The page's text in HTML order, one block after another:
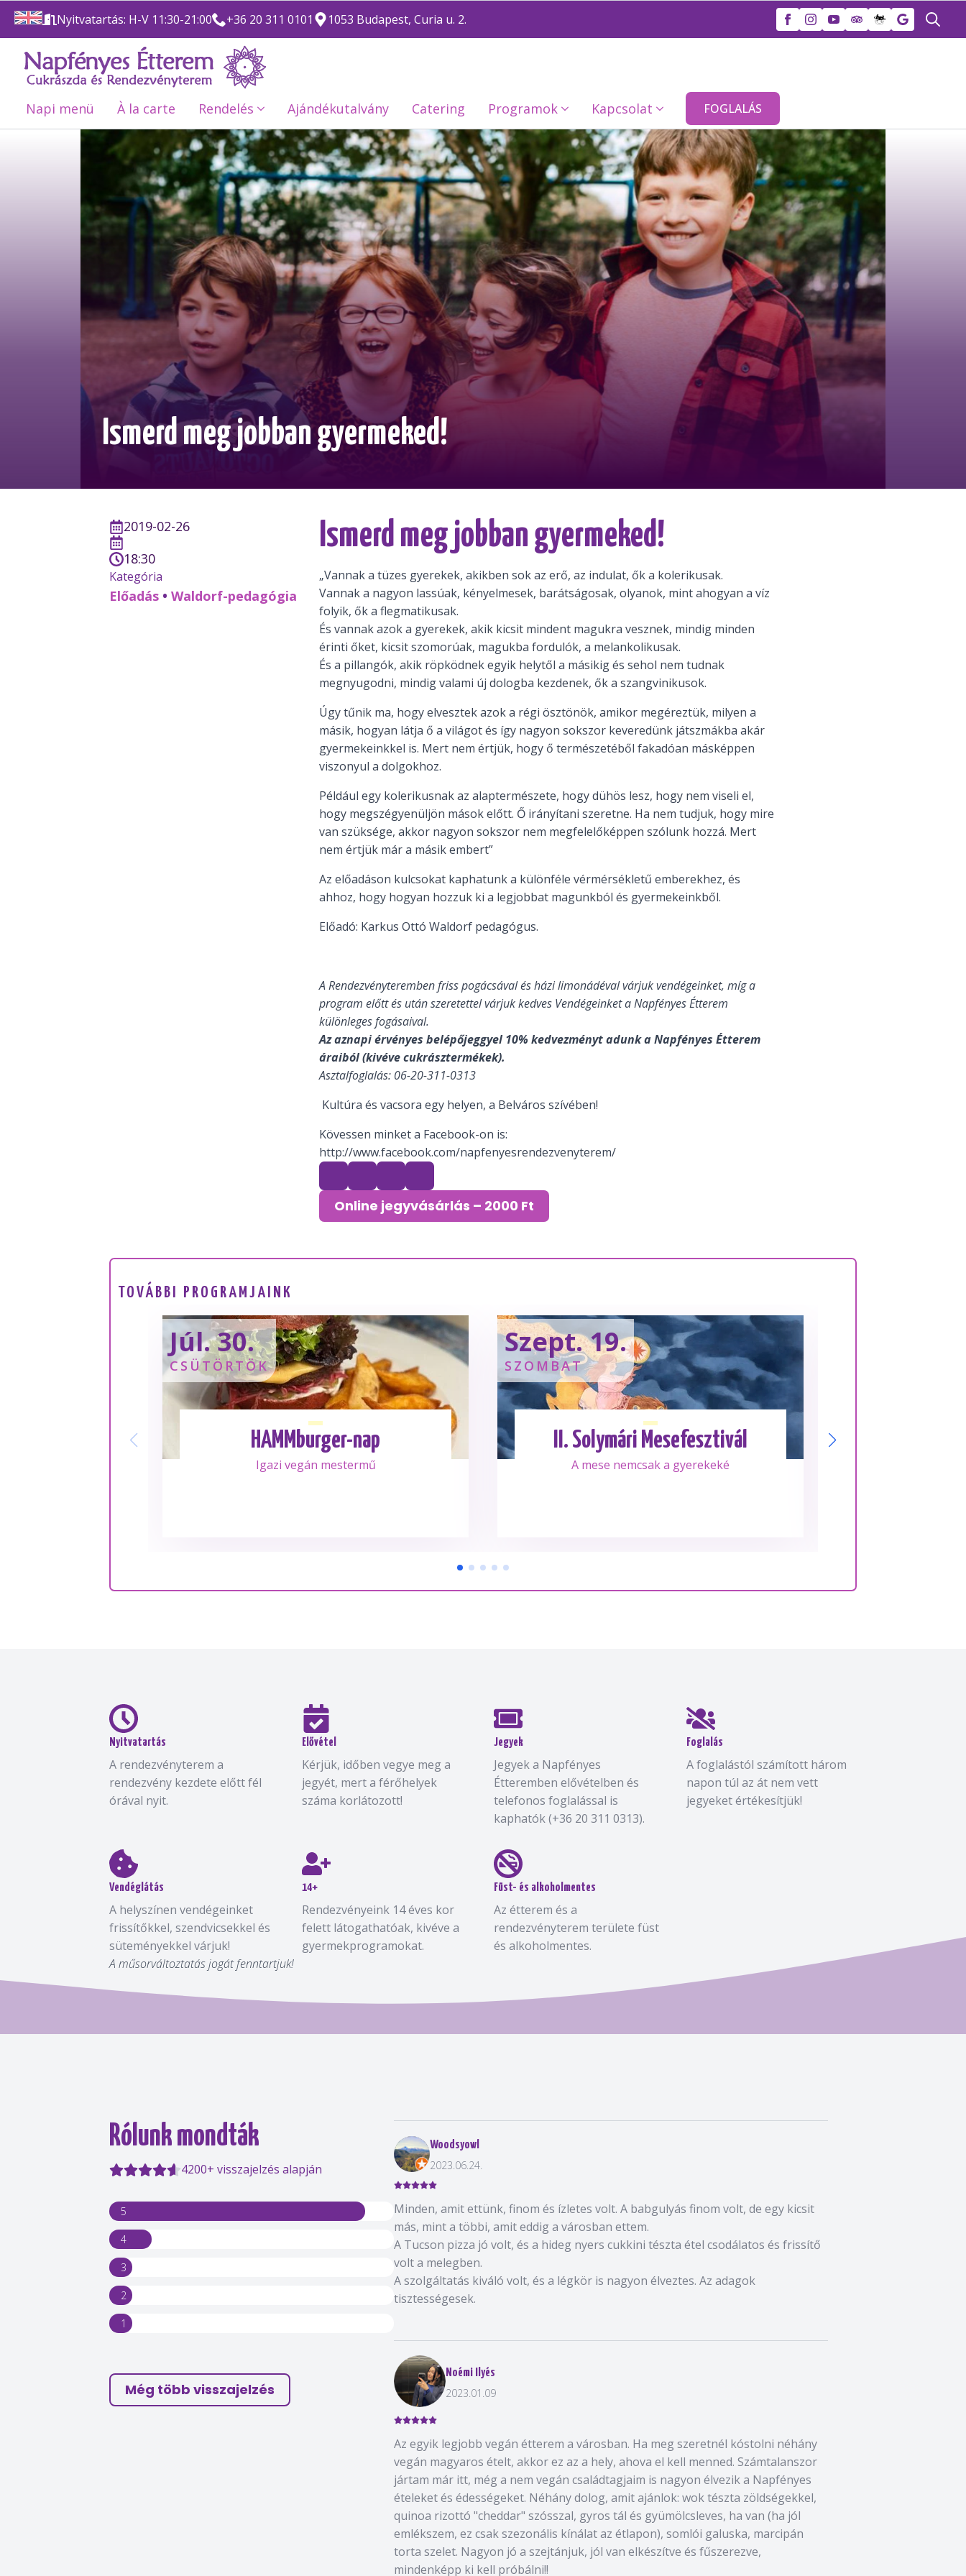
Nyitvatartás: H-V 11:30-21:00 +36 20 311 0101
1053 Budapest, Curia u. 2.
Napi menü À la carte Rendelés Ajándékutalvány Catering Programok Kapcsolat FOGLALÁS
Ismerd meg jobban gyermeked!
2019-02-26
18:30
Kategória
Előadás • Waldorf-pedagógia
Ismerd meg jobban gyermeked!
„Vannak a tüzes gyerekek, akikben sok az erő, az indulat, ők a kolerikusak.
Vannak a nagyon lassúak, kényelmesek, barátságosak, olyanok, mint ahogyan a víz
folyik, ők a flegmatikusak.
És vannak azok a gyerekek, akik kicsit mindent magukra vesznek, mindig minden
érinti őket, kicsit szomorúak, magukba fordulók, a melankolikusak.
És a pillangók, akik röpködnek egyik helytől a másikig és sehol nem tudnak
megnyugodni, mindig valami új dologba kezdenek, ők a szangvinikusok.
Úgy tűnik ma, hogy elvesztek azok a régi ösztönök, amikor megéreztük, milyen a
másik, hogyan látja ő a világot és így nagyon sokszor keveredünk játszmákba akár
gyermekeinkkel is. Mert nem értjük, hogy ő természetéből fakadóan másképpen
viszonyul a dolgokhoz.
Például egy kolerikusnak az alaptermészete, hogy dühös lesz, hogy nem viseli el,
hogy megszégyenüljön mások előtt. Ő irányítani szeretne. Ha nem tudjuk, hogy mire
van szüksége, akkor nagyon sokszor nem megfelelőképpen szólunk hozzá. Mert
nem értjük már a másik embert”
Az előadáson kulcsokat kaphatunk a különféle vérmérsékletű emberekhez, és
ahhoz, hogy hogyan hozzuk ki a legjobbat magunkból és gyermekeinkből.
Előadó: Karkus Ottó Waldorf pedagógus.
A Rendezvényteremben friss pogácsával és házi limonádéval várjuk vendégeinket, míg a
program előtt és után szeretettel várjuk kedves Vendégeinket a Napfényes Étterem
különleges fogásaival.
Az aznapi érvényes belépőjeggyel 10% kedvezményt adunk a Napfényes Étterem
áraiból (kivéve cukrásztermékek).
Asztalfoglalás: 06-20-311-0313
Kultúra és vacsora egy helyen, a Belváros szívében!
Kövessen minket a Facebook-on is:
http://www.facebook.com/napfenyesrendezvenyterem/
Online jegyvásárlás – 2000 Ft
TOVÁBBI PROGRAMJAINK
Júl. 30.
CSÜTÖRTÖK
HAMMburger-nap
Igazi vegán mestermű
Szept. 19.
SZOMBAT
II. Solymári Mesefesztivál
A mese nemcsak a gyerekeké
Nyitvatartás
A rendezvényterem a
rendezvény kezdete előtt fél
órával nyit.
Elővétel
Kérjük, időben vegye meg a
jegyét, mert a férőhelyek
száma korlátozott!
Jegyek
Jegyek a Napfényes
Étteremben elővételben és
telefonos foglalással is
kaphatók (+36 20 311 0313).
Foglalás
A foglalástól számított három
napon túl az át nem vett
jegyeket értékesítjük!
Vendéglátás
A helyszínen vendégeinket
frissítőkkel, szendvicsekkel és
süteményekkel várjuk!
14+
Rendezvényeink 14 éves kor
felett látogathatóak, kivéve a
gyermekprogramokat.
Füst- és alkoholmentes
Az étterem és a
rendezvényterem területe füst
és alkoholmentes.
A műsorváltoztatás jogát fenntartjuk!
Rólunk mondták
4200+ visszajelzés alapján
5
4
3
2
1
Még több visszajelzés
Woodsyowl
2023.06.24.
Minden, amit ettünk, finom és ízletes volt. A babgulyás finom volt, de egy kicsit
más, mint a többi, amit eddig a városban ettem.
A Tucson pizza jó volt, és a hideg nyers cukkini tészta étel csodálatos és frissítő
volt a melegben.
A szolgáltatás kiváló volt, és a légkör is nagyon élveztes. Az adagok
tisztességesek.
Noémi Ilyés
2023.01.09
Az egyik legjobb vegán étterem a városban. Ha meg szeretnél kóstolni néhány
vegán magyaros ételt, akkor ez az a hely, ahova el kell menned. Számtalanszor
jártam már itt, még a nem vegán családtagjaim is nagyon élvezik a Napfényes
ételeket és édességeket. Néhány dolog, amit ajánlok: wok tészta zöldségekkel,
quinoa rizottó "cheddar" szósszal, gyros tál és gyümölcsleves, ha van (ha jól
emlékszem, ez csak szezonális kínálat az étlapon), somlói galuska, marcipán
torta szelet. Nagyon jó a szejtánjuk, jól van elkészítve és fűszerezve,
mindenképp ki kell próbálni!!